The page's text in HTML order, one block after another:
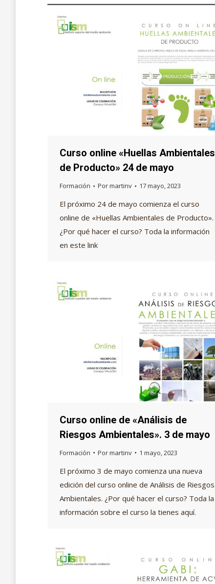
Curso online «Huellas Ambientales
de Producto» 24 de mayo
Formación Pormartinv 17 mayo, 2023
El próximo 24 de mayo comienza el curso
online de «Huellas Ambientales de Producto».
¿Por qué hacer el curso? Toda la información
en este link
Curso online de «Análisis de
Riesgos Ambientales». 3 de mayo
Formación Pormartinv 1 mayo, 2023
El próximo 3 de mayo comienza una nueva
edición del curso online de Análisis de Riesgos
Ambientales. ¿Por qué hacer el curso? Toda la
información sobre el curso la tienes aquí.